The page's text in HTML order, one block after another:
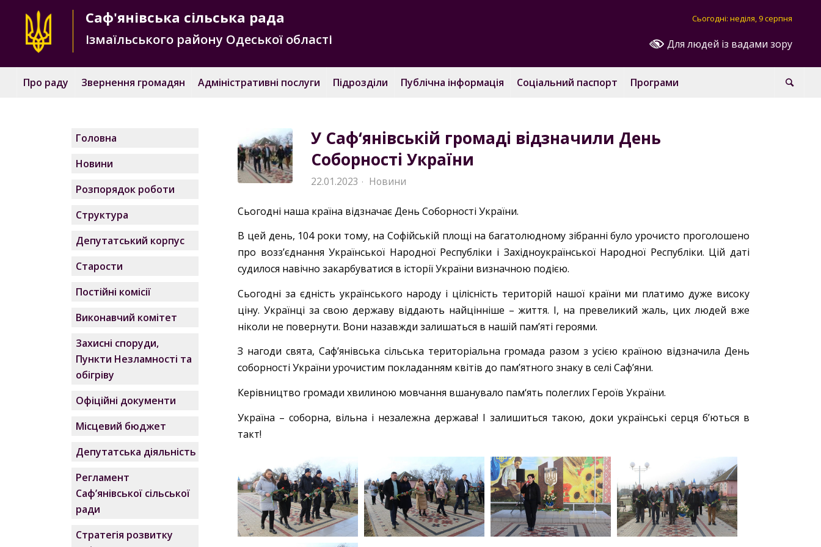
Для людей із вадами зору
Сьогодні: неділя, 9 серпня
Саф'янівська сільська рада
Ізмаїльського району Одеської області
Про раду Звернення громадян Адміністративні послуги Підрозділи Публічна інформація Соціальний паспорт Програми
У Саф‘янівській громаді відзначили День
Соборності України
22.01.2023 · Новини
Сьогодні наша країна відзначає День Соборності України.
В цей день, 104 роки тому, на Софійській площі на багатолюдному зібранні було урочисто проголошено
про возз’єднання Української Народної Республіки і Західноукраїнської Народної Республіки. Цій даті
судилося навічно закарбуватися в історії України визначною подією.
Сьогодні за єдність українського народу і цілісність територій нашої країни ми платимо дуже високу
ціну. Українці за свою державу віддають найцінніше – життя. І, на превеликий жаль, цих людей вже
ніколи не повернути. Вони назавжди залишаться в нашій пам’яті героями.
З нагоди свята, Саф’янівська сільська територіальна громада разом з усією країною відзначила День
соборності України урочистим покладанням квітів до пам’ятного знаку в селі Саф’яни.
Керівництво громади хвилиною мовчання вшанувало пам‘ять полеглих Героїв України.
Україна – соборна, вільна і незалежна держава! І залишиться такою, доки українські серця б’ються в
такт!
Головна
Новини
Розпорядок роботи
Структура
Депутатський корпус
Старости
Постійні комісії
Виконавчий комітет
Захисні споруди,
Пункти Незламності та
обігріву
Офіційні документи
Місцевий бюджет
Депутатська діяльність
Регламент
Саф’янівської сільської
ради
Стратегія розвитку